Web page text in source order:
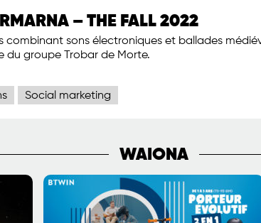
– THE FALL 2022
sons électroniques et ballades
du groupe Trobar de Morte.
Social marketing
WAIONA